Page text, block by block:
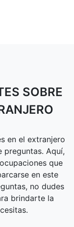
SOBRE
en el extranjero
preguntas. Aquí,
que
en este
no dudes
brindarte la